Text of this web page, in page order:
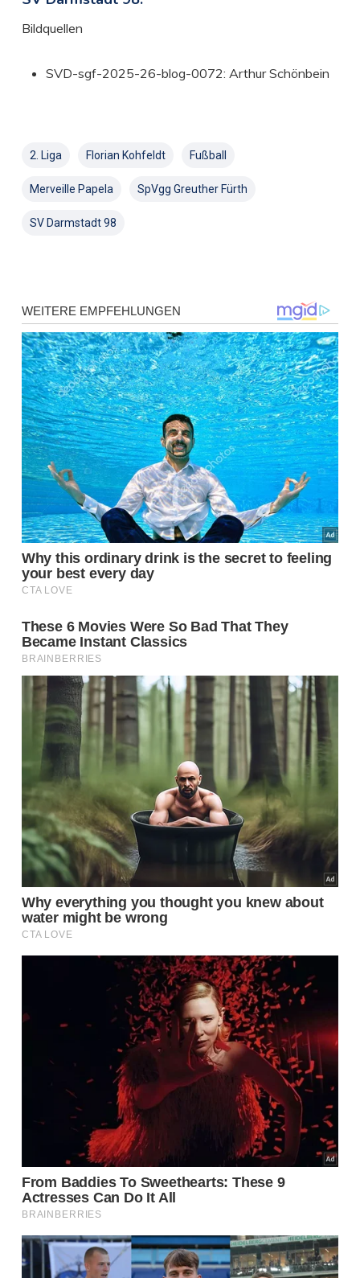
Bildquellen
SVD-sgf-2025-26-blog-0072: Arthur Schönbein
2. Liga Florian Kohfeldt Fußball
Merveille Papela SpVgg Greuther Fürth
SV Darmstadt 98